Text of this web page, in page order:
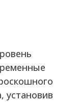
установив